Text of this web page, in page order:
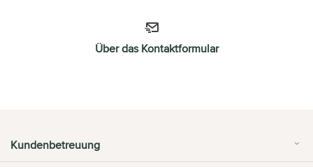
Über das Kontaktformular
Kundenbetreuung